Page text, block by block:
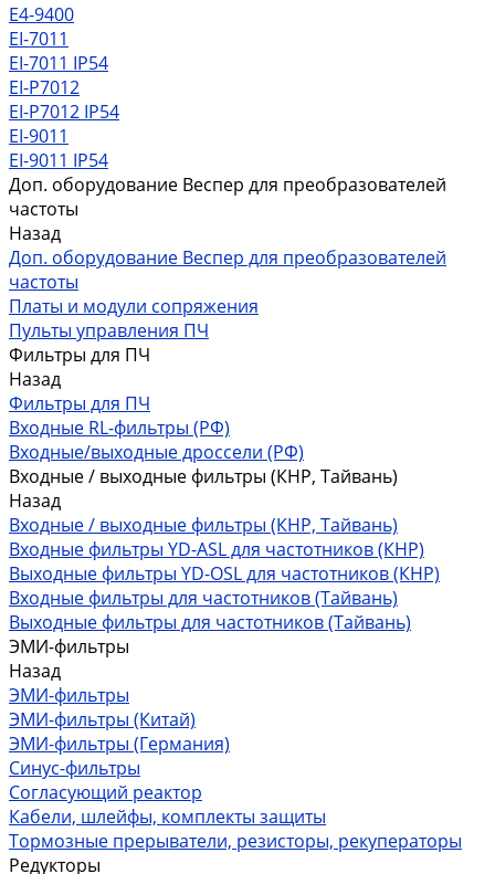
E4-9400
EI-7011
EI-7011 IP54
EI-P7012
EI-P7012 IP54
EI-9011
EI-9011 IP54
Доп. оборудование Веспер для преобразователей
частоты
Назад
Доп. оборудование Веспер для преобразователей
частоты
Платы и модули сопряжения
Пульты управления ПЧ
Фильтры для ПЧ
Назад
Фильтры для ПЧ
Входные RL-фильтры (РФ)
Входные/выходные дроссели (РФ)
Входные / выходные фильтры (КНР, Тайвань)
Назад
Входные / выходные фильтры (КНР, Тайвань)
Входные фильтры YD-ASL для частотников (КНР)
Выходные фильтры YD-OSL для частотников (КНР)
Входные фильтры для частотников (Тайвань)
Выходные фильтры для частотников (Тайвань)
ЭМИ-фильтры
Назад
ЭМИ-фильтры
ЭМИ-фильтры (Китай)
ЭМИ-фильтры (Германия)
Cинус-фильтры
Согласующий реактор
Кабели, шлейфы, комплекты защиты
Тормозные прерыватели, резисторы, рекуператоры
Редукторы